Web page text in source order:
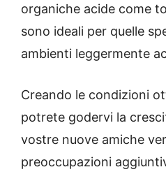
organiche acide come
sono ideali per quelle
ambienti leggermente
Creando le condizioni
potrete godervi la
vostre nuove amiche
preoccupazioni